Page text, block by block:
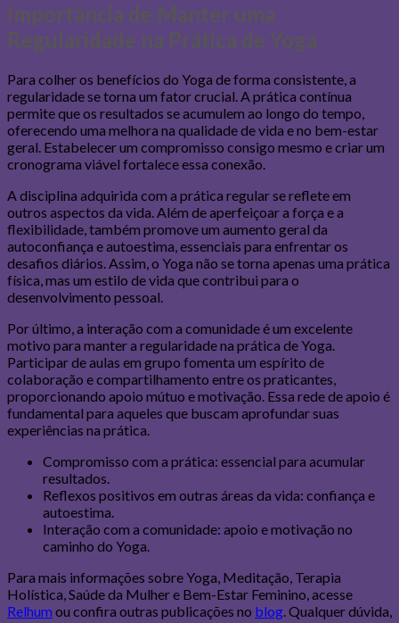
Importância de Manter uma
Regularidade na Prática de Yoga
Para colher os benefícios do Yoga de forma consistente, a
regularidade se torna um fator crucial. A prática contínua
permite que os resultados se acumulem ao longo do tempo,
oferecendo uma melhora na qualidade de vida e no bem-estar
geral. Estabelecer um compromisso consigo mesmo e criar um
cronograma viável fortalece essa conexão.
A disciplina adquirida com a prática regular se reflete em
outros aspectos da vida. Além de aperfeiçoar a força e a
flexibilidade, também promove um aumento geral da
autoconfiança e autoestima, essenciais para enfrentar os
desafios diários. Assim, o Yoga não se torna apenas uma prática
física, mas um estilo de vida que contribui para o
desenvolvimento pessoal.
Por último, a interação com a comunidade é um excelente
motivo para manter a regularidade na prática de Yoga.
Participar de aulas em grupo fomenta um espírito de
colaboração e compartilhamento entre os praticantes,
proporcionando apoio mútuo e motivação. Essa rede de apoio é
fundamental para aqueles que buscam aprofundar suas
experiências na prática.
Compromisso com a prática: essencial para acumular
resultados.
Reflexos positivos em outras áreas da vida: confiança e
autoestima.
Interação com a comunidade: apoio e motivação no
caminho do Yoga.
Para mais informações sobre Yoga, Meditação, Terapia
Holística, Saúde da Mulher e Bem-Estar Feminino, acesse
Relhum ou confira outras publicações no blog. Qualquer dúvida,